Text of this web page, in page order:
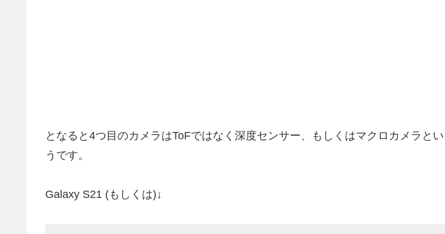
となると4つ目のカメラはToFではなく深度センサー、もしくはマクロカメラと
うです。
Galaxy S21 (もしくは)↓